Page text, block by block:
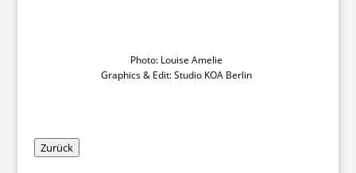
Photo: Louise Amelie
Graphics & Edit: Studio KOA Berlin
Zurück